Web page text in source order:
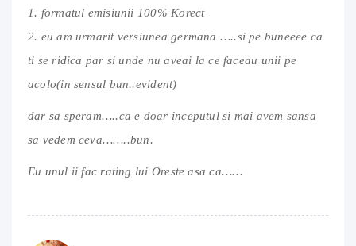
1. formatul emisiunii 100% Korect
2. eu am urmarit versiunea germana …..si pe buneeee ca
ti se ridica par si unde nu aveai la ce faceau unii pe
acolo(in sensul bun..evident)
dar sa speram…..ca e doar inceputul si mai avem sansa
sa vedem ceva……..bun.
Eu unul ii fac rating lui Oreste asa ca……